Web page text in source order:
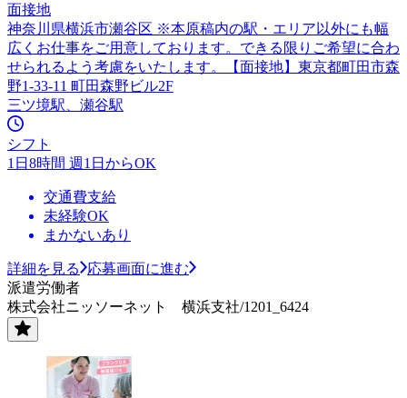
面接地
神奈川県横浜市瀬谷区 ※本原稿内の駅・エリア以外にも幅
広くお仕事をご用意しております。できる限りご希望に合わ
せられるよう考慮をいたします。【面接地】東京都町田市森
野1-33-11 町田森野ビル2F
三ツ境駅、瀬谷駅
シフト
1日8時間 週1日からOK
交通費支給
未経験OK
まかないあり
詳細を見る
応募画面に進む
派遣労働者
株式会社ニッソーネット 横浜支社/1201_6424